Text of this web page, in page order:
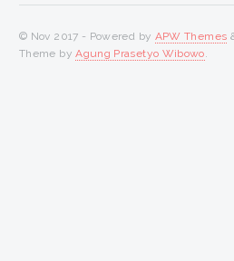
© Nov 2017 - Powered by APW Themes
Theme byAgung Prasetyo Wibowo.